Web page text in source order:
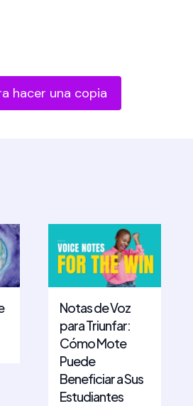
hacer una copia
Notas de Voz
para Triunfar:
Cómo Mote
Puede
Beneficiar a Sus
Estudiantes